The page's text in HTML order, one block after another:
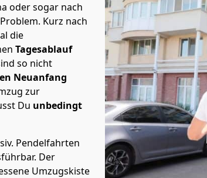
oder sogar nach
Kurz nach
die
Tagesablauf
so nicht
Neuanfang
zur
Du unbedingt
Pendelfahrten
Der
Umzugskiste